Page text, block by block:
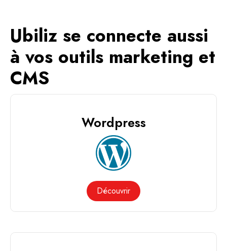
Ubiliz se connecte aussi
à vos outils marketing et
CMS
Wordpress
Découvrir